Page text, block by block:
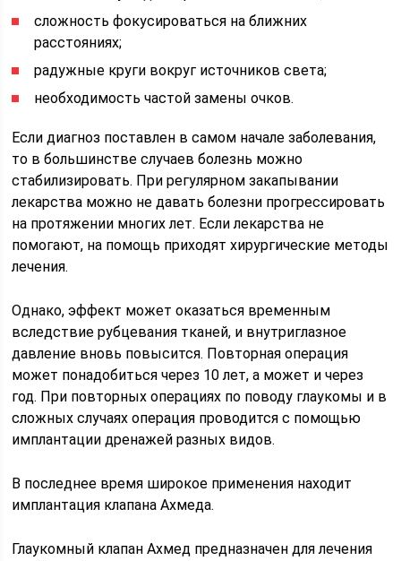
сложность фокусироваться на ближних
расстояниях;
радужные круги вокруг источников света;
необходимость частой замены очков.
Если диагноз поставлен в самом начале заболевания,
то в большинстве случаев болезнь можно
стабилизировать. При регулярном закапывании
лекарства можно не давать болезни прогрессировать
на протяжении многих лет. Если лекарства не
помогают, на помощь приходят хирургические методы
лечения.
Однако, эффект может оказаться временным
вследствие рубцевания тканей, и внутриглазное
давление вновь повысится. Повторная операция
может понадобиться через 10 лет, а может и через
год. При повторных операциях по поводу глаукомы и в
сложных случаях операция проводится с помощью
имплантации дренажей разных видов.
В последнее время широкое применения находит
имплантация клапана Ахмеда.
Глаукомный клапан Ахмед предназначен для лечения